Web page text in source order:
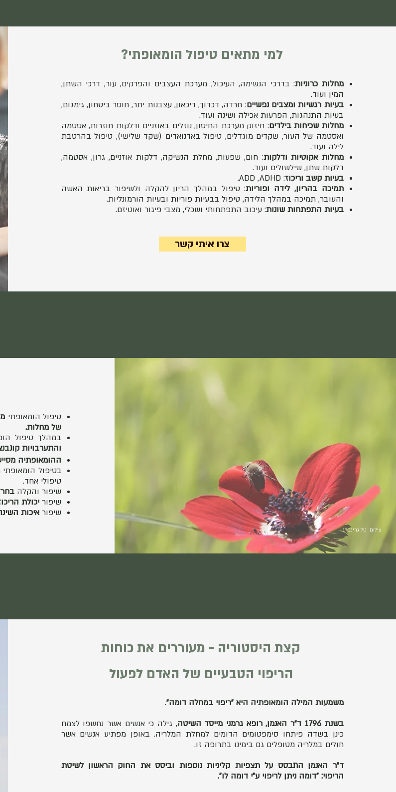
למי מתאים טיפול הומאופתי?
מחלות כרוניות: בדרכי הנשימה, העיכול, מערכת העצבים והפרקים, עור, דרכי השתן,
המין ועוד.
בעיות רגשיות ומצבים נפשיים: חרדה, דכדוך, דיכאון, עצבנות יתר, חוסר ביטחון, גימגום,
בעיות התנהגות, הפרעות אכילה ושינה ועוד.
מחלות שכיחות בילדים: חיזוק מערכת החיסון, נוזלים באוזניים ודלקות חוזרות, אסטמה
ואסטמה של העור, שקדים מוגדלים, טיפול באדנואדים (שקד שלישי), טיפול בהרטבת
לילה ועוד.
מחלות אקוטיות ודלקות: חום, שפעות, מחלת הנשיקה, דלקות אוזניים, גרון, אסטמה,
דלקות שתן, שילשולים ועוד.
בעיות קשב וריכוז: ADD ,ADHD.
תמיכה בהריון, לידה ופוריות: טיפול במהלך הריון להקלה ולשיפור בריאות האשה
והעובר, תמיכה במהלך הלידה, טיפול בבעיות פוריות ובעיות הורמונליות.
בעיות התפתחות שונות: עיכוב התפתחותי ושכלי, מצבי פיגור ואוטיזם.
צרו איתי קשר
טיפול הומאופתי
של מחלות.
במהלך טיפול
והתערבויות
ההומאופתיה
בטיפול הומאופתי
טיפולי אחד.
שיפור והקלה
שיפור יכולת
שיפוראיכות
צילום: טל גרינברג
קצת היסטוריה - מעוררים את כוחות
הריפוי הטבעיים של האדם לפעול
משמעות המילה הומאופתיה היא "ריפוי במחלה דומה".
בשנת 1796 ד"ר האנמן, רופא גרמני מייסד השיטה
, גילה כי אנשים אשר נחשפו לצמח
כינן בשדה פיתחו סימפטומים הדומים למחלת המלריה. באופן מפתיע אנשים אשר
חולים במלריה מטופלים גם בימינו בתרופה זו.
ד"ר האנמן התבסס על תצפיות קליניות נוספות וביסס את החוק הראשון לשיטת
הריפוי: "דומה ניתן לריפוי ע"י דומה לו".